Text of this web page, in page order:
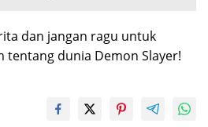
dan jangan ragu untuk
tentang dunia Demon Slayer!